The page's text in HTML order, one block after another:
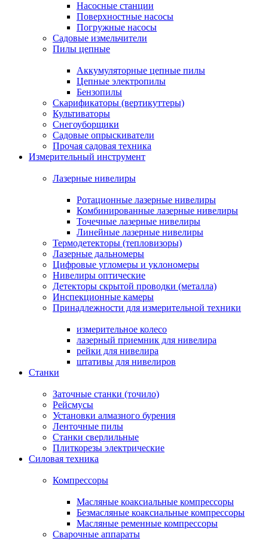
Насосные станции
Поверхностные насосы
Погружные насосы
Садовые измельчители
Пилы цепные
Аккумуляторные цепные пилы
Цепные электропилы
Бензопилы
Скарификаторы (вертикуттеры)
Культиваторы
Снегоуборщики
Садовые опрыскиватели
Прочая садовая техника
Измерительный инструмент
Лазерные нивелиры
Ротационные лазерные нивелиры
Комбинированные лазерные нивелиры
Точечные лазерные нивелиры
Линейные лазерные нивелиры
Термодетекторы (тепловизоры)
Лазерные дальномеры
Цифровые угломеры и уклономеры
Нивелиры оптические
Детекторы скрытой проводки (металла)
Инспекционные камеры
Принадлежности для измерительной техники
измерительное колесо
лазерный приемник для нивелира
рейки для нивелира
штативы для нивелиров
Станки
Заточные станки (точило)
Рейсмусы
Установки алмазного бурения
Ленточные пилы
Станки сверлильные
Плиткорезы электрические
Силовая техника
Компрессоры
Масляные коаксиальные компрессоры
Безмасляные коаксиальные компрессоры
Масляные ременные компрессоры
Сварочные аппараты